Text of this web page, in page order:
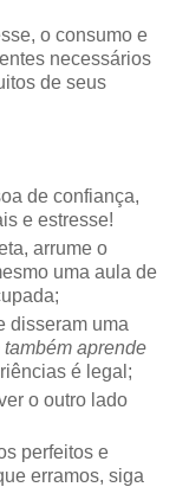
o consumo e
necessários
de seus
de confiança,
e estresse!
arrume o
uma aula de
disseram uma
também aprende
é legal;
o outro lado
perfeitos e
erramos, siga